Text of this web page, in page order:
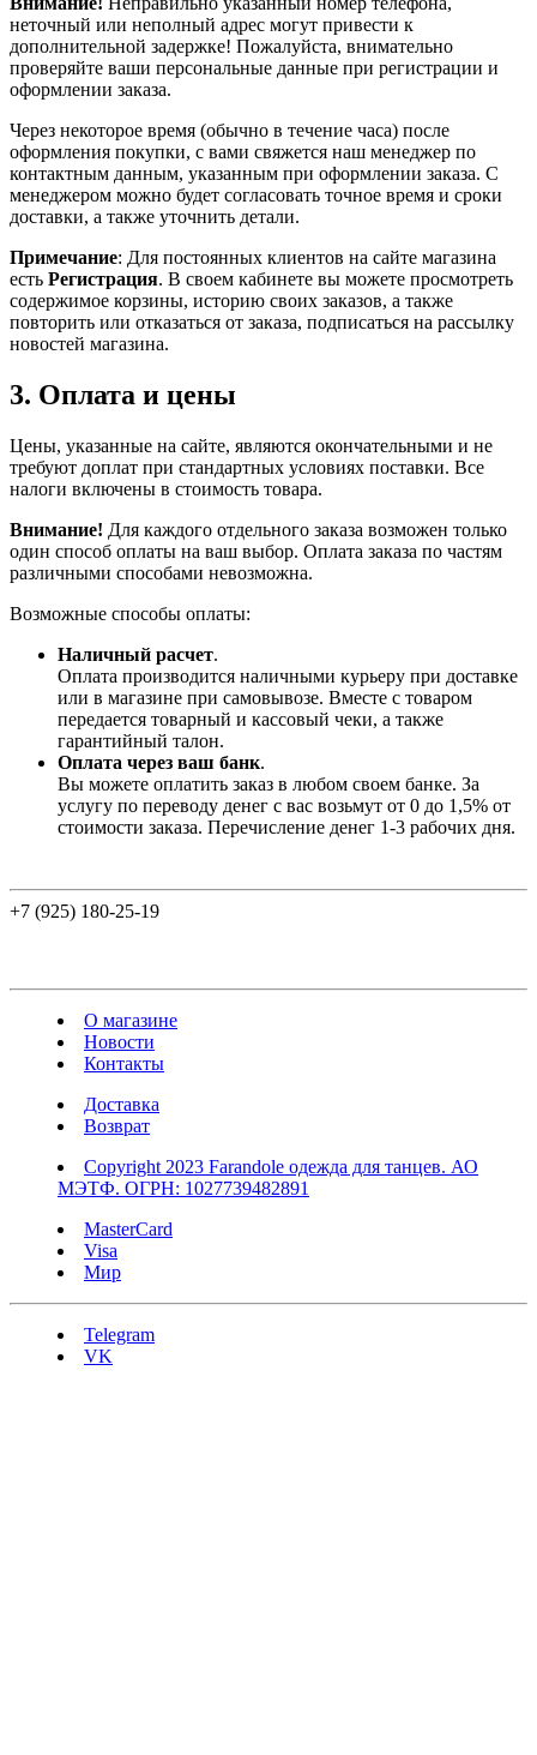
неточный или неполный адрес могут привести к
дополнительной задержке! Пожалуйста, внимательно
проверяйте ваши персональные данные при регистрации и
оформлении заказа.
Через некоторое время (обычно в течение часа) после
оформления покупки, с вами свяжется наш менеджер по
контактным данным, указанным при оформлении заказа. С
менеджером можно будет согласовать точное время и сроки
доставки, а также уточнить детали.
Примечание: Для постоянных клиентов на сайте магазина
есть Регистрация. В своем кабинете вы можете просмотреть
содержимое корзины, историю своих заказов, а также
повторить или отказаться от заказа, подписаться на рассылку
новостей магазина.
3. Оплата и цены
Цены, указанные на сайте, являются окончательными и не
требуют доплат при стандартных условиях поставки. Все
налоги включены в стоимость товара.
Внимание! Для каждого отдельного заказа возможен только
один способ оплаты на ваш выбор. Оплата заказа по частям
различными способами невозможна.
Возможные способы оплаты:
Наличный расчет.
Оплата производится наличными курьеру при доставке
или в магазине при самовывозе. Вместе с товаром
передается товарный и кассовый чеки, а также
гарантийный талон.
Оплата через ваш банк.
Вы можете оплатить заказ в любом своем банке. За
услугу по переводу денег с вас возьмут от 0 до 1,5% от
стоимости заказа. Перечисление денег 1-3 рабочих дня.
+7 (925) 180-25-19
О магазине
Новости
Контакты
Доставка
Возврат
Copyright 2023 Farandole одежда для танцев. АО
МЭТФ. ОГРН: 1027739482891
MasterCard
Visa
Мир
Telegram
VK